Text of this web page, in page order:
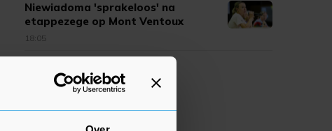
Niewiadoma 'sprakeloos' na
etappezege op Mont Ventoux
18:05